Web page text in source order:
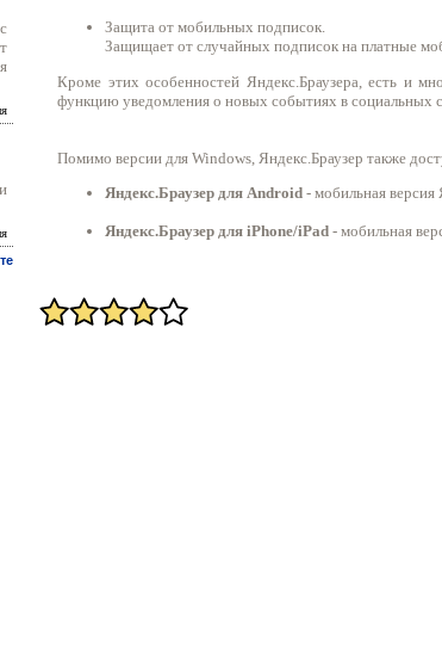
Защита от мобильных подписок.
Защищает от случайных подписок на платные
Кроме этих особенностей Яндекс.Браузера, есть и
функцию уведомления о новых событиях в социальных
Помимо версии для Windows, Яндекс.Браузер также
Яндекс.Браузер для Android - мобильная версия
Яндекс.Браузер для iPhone/iPad - мобильная